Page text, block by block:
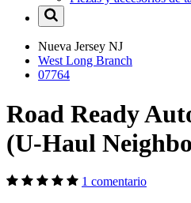
Nueva Jersey NJ
West Long Branch
07764
Road Ready
(U-Haul
1 comentario